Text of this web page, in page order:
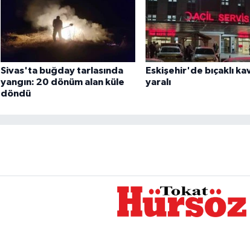
Sivas'ta buğday tarlasında
yangın: 20 dönüm alan küle
döndü
Eskişehir'de bıçaklı
yaralı